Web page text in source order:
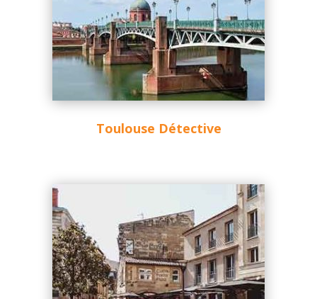
Toulouse Détective